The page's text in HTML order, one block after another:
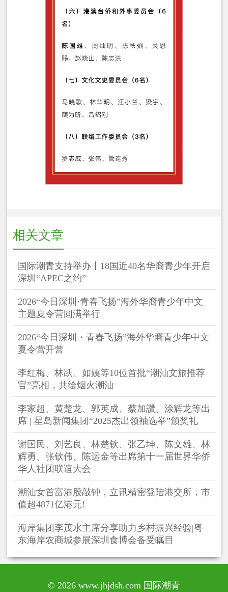
相关文章
国际潮青支持举办丨18国近40名华裔青少年开启
深圳“APEC之约”
2026“今日深圳·青春飞扬”海外华裔青少年中文
主题夏令营圆满举行
2026“今日深圳・青春飞扬”海外华裔青少年中文
夏令营开营
李红梅、林跃、如姨等10位首批“潮汕文旅推荐
官”亮相，共绘烟火潮汕
李家超、黄楚龙、郭英成、蔡加讚、涂辉龙等出
席 | 星岛新闻集团“2025杰出领袖选举”颁奖礼
谢国民、刘艺良、林楚钦、张乙坤、陈文雄、林
辉勇、张钦伟、陈运金等出席第十一届世界华侨
华人社团联谊大会
潮汕女首富港股敲钟，立讯精密登陆港交所，市
值超4871亿港元!
海岸集团李茂水主席分享助力乡村振兴经验|粤
东海岸农商城参展深圳食博会备受瞩目
© 2026 www.jhjdsh.com 国际潮青